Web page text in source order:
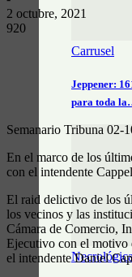
Carrusel
Jeppener:
para toda
2 octubre, 2021
920
Semanario Tribuna 02-
En el marco de los
con el intendente
El raid delictivo de los
los vecinos y las
Cámara de Comercio,
Ejecutivo con el motivo
el intendente Daniel